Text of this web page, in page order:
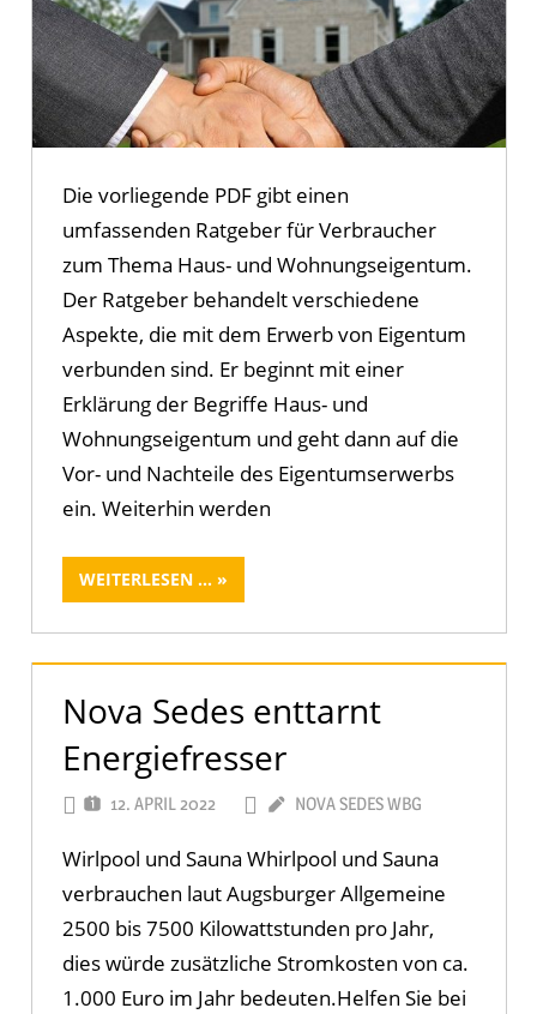
Die vorliegende PDF gibt einen
umfassenden Ratgeber für Verbraucher
zum Thema Haus- und Wohnungseigentum.
Der Ratgeber behandelt verschiedene
Aspekte, die mit dem Erwerb von Eigentum
verbunden sind. Er beginnt mit einer
Erklärung der Begriffe Haus- und
Wohnungseigentum und geht dann auf die
Vor- und Nachteile des Eigentumserwerbs
ein. Weiterhin werden
WEITERLESEN ...
Nova Sedes enttarnt
Energiefresser
12. APRIL 2022
NOVA SEDES WBG
Wirlpool und Sauna Whirlpool und Sauna
verbrauchen laut Augsburger Allgemeine
2500 bis 7500 Kilowattstunden pro Jahr,
dies würde zusätzliche Stromkosten von ca.
1.000 Euro im Jahr bedeuten.Helfen Sie bei